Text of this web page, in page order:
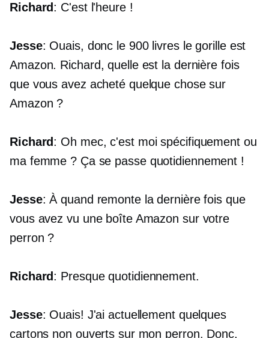
Richard: C'est l'heure !
Jesse: Ouais, donc le 900 livresle gorille est
Amazon. Richard, quelle est la dernière fois
que vous avez acheté quelque chose sur
Amazon ?
Richard: Oh mec, c'est moi spécifiquement ou
ma femme ? Ça se passe quotidiennement !
Jesse: À quand remonte la dernière fois que
vous avez vu une boîte Amazon sur votre
perron ?
Richard: Presque quotidiennement.
Jesse: Ouais! J'ai actuellement quelques
cartons non ouverts sur mon perron. Donc,